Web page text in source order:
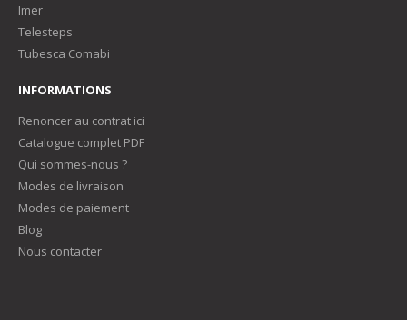
Imer
Telesteps
Tubesca Comabi
INFORMATIONS
Renoncer au contrat ici
Catalogue complet PDF
Qui sommes-nous ?
Modes de livraison
Modes de paiement
Blog
Nous contacter